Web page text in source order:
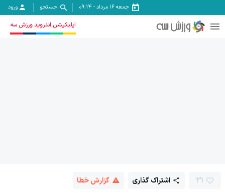
جمعه ۱۶ مرداد -
09:14 جستجو ورود
اپلیکیشن اندروید ورزش سه
31 اشتراک گذاری گزارش خطا